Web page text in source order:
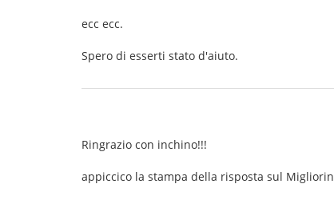
ecc ecc.
Spero di esserti stato d'aiuto.
Ringrazio con inchino!!!
appiccico la stampa della risposta sul